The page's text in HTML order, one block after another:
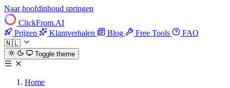
Naar hoofdinhoud springen
ClickFrom.AI
Prijzen
Klantverhalen Blog Free Tools
FAQ
🇳🇱
Toggle theme
Home